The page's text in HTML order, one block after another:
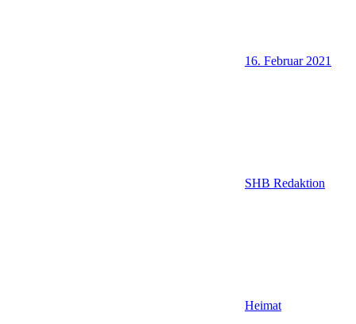
16. Februar 2021
SHB Redaktion
Heimat